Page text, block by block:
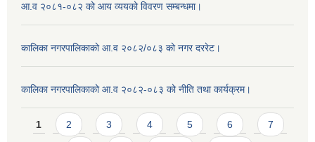
आ.व २०८१-०८२ को आय व्ययको विवरण सम्बन्धमा।
कालिका नगरपालिकाको आ.व २०८२/०८३ को नगर दररेट।
कालिका नगरपालिकाको आ.व २०८२-०८३ को नीति तथा कार्यक्रम।
Pages
1 2 3 4 5 6 7